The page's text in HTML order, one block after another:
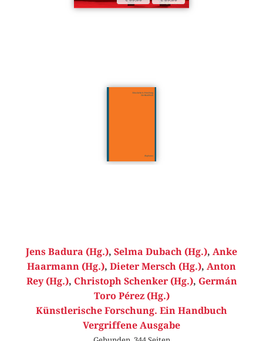
Jens Badura (Hg.), Selma Dubach (Hg.), Anke
Haarmann (Hg.), Dieter Mersch (Hg.), Anton
Rey (Hg.), Christoph Schenker (Hg.), Germán
Toro Pérez (Hg.)
Künstlerische Forschung. Ein Handbuch
Vergriffene Ausgabe